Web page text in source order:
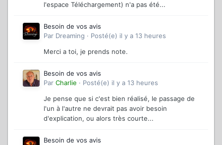
l'espace Téléchargement) n'a pas été...
Besoin de vos avis
Par Dreaming · Posté(e) il y a 13 heures
Merci a toi, je prends note.
Besoin de vos avis
Par Charlie · Posté(e) il y a 13 heures
Je pense que si c'est bien réalisé, le passage de
l'un à l'autre ne devrait pas avoir besoin
d'explication, ou alors très courte...
Besoin de vos avis